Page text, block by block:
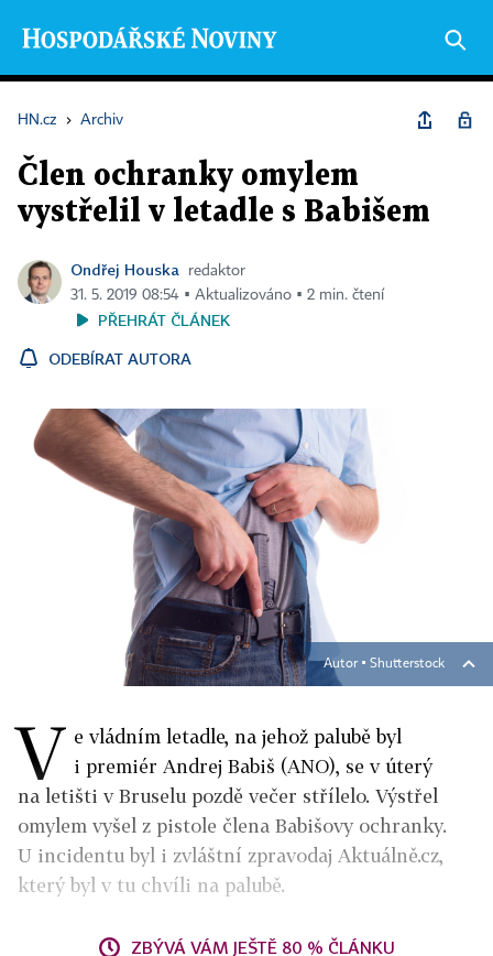
HN.cz › Archiv
Člen ochranky omylem
vystřelil v letadle s Babišem
Ondřej Houska
redaktor
31. 5. 2019 08:54 ▪ Aktualizováno ▪ 2 min. čtení
PŘEHRÁT ČLÁNEK
ODEBÍRAT AUTORA
Autor ▪ Shutterstock
V e vládním letadle, na jehož palubě byl
i premiér Andrej Babiš (ANO), se v úterý
na letišti v Bruselu pozdě večer střílelo. Výstřel
omylem vyšel z pistole člena Babišovy ochranky.
U incidentu byl i zvláštní zpravodaj Aktuálně.cz,
který byl v tu chvíli na palubě.
ZBÝVÁ VÁM JEŠTĚ 80 % ČLÁNKU